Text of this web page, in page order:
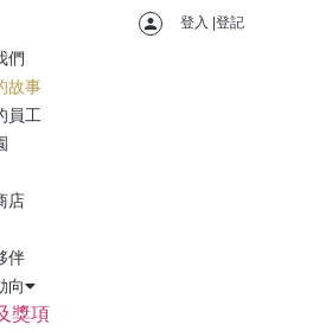
登入 |登記
們
故事
員工
店
伴
向
獎項
的故事